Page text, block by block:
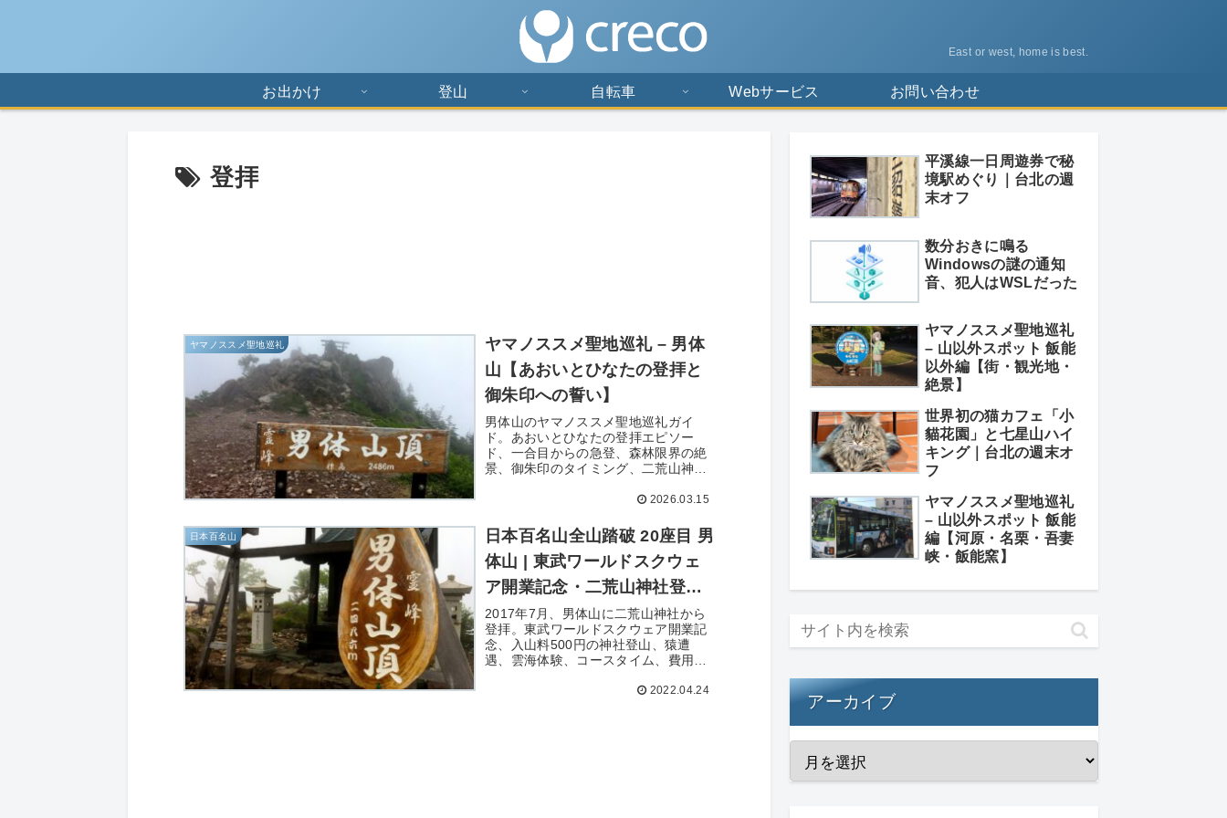
East or west, home is best.
お出かけ 登山 自転車 Webサービス お問い合わせ
登拝
ヤマノススメ聖地巡礼
ヤマノススメ聖地巡礼 – 男体
山【あおいとひなたの登拝と
御朱印への誓い】
男体山のヤマノススメ聖地巡礼ガイ
ド。あおいとひなたの登拝エピソー
ド、一合目からの急登、森林限界の絶
景、御朱印のタイミング、二荒山神社
2026.03.15
日本百名山
日本百名山全山踏破 20座目 男
体山 | 東武ワールドスクウェ
ア開業記念・二荒山神社登拝
と雲海登山
2017年7月、男体山に二荒山神社から
登拝。東武ワールドスクウェア開業記
念、入山料500円の神社登山、猿遭
遇、雲海体験、コースタイム、費用、
2022.04.24
平溪線一日周遊券で秘
境駅めぐり｜台北の週
末オフ
数分おきに鳴る
Windowsの謎の通知
音、犯人はWSLだった
ヤマノススメ聖地巡礼
– 山以外スポット 飯能
以外編【街・観光地・
絶景】
世界初の猫カフェ「小
貓花園」と七星山ハイ
キング｜台北の週末オ
フ
ヤマノススメ聖地巡礼
– 山以外スポット 飯能
編【河原・名栗・吾妻
峡・飯能窯】
アーカイブ